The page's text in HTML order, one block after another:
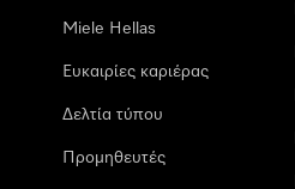
Miele Hellas
Ευκαιρίες καριέρας
Δελτία τύπου
Προμηθευτές